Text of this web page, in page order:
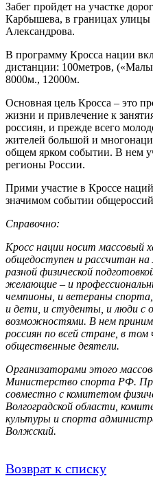
Забег пройдет на участке
Карбышева, в границах
Александрова.
В программу Кросса нации
дистанции: 100метров,
8000м., 12000м.
Основная цель Кросса – это
жизни и привлечение к
россиян, и прежде всего
жителей большой и
общем ярком событии. В нем
регионы России.
Прими участие в Кроссе
значимом событии
Справочно:
Кросс нации носит массовый
общедоступен и рассчитан на
разной физической
желающие – и
чемпионы, и ветераны спорта,
и дети, и студенты, и люди с
возможностями. В нем
россиян по всей стране, в том
общественные деятели.
Организаторами этого
Министерство спорта РФ.
совместно с комитетом
Волгоградской области,
культуры и спорта
Волжский.
Возврат к списку